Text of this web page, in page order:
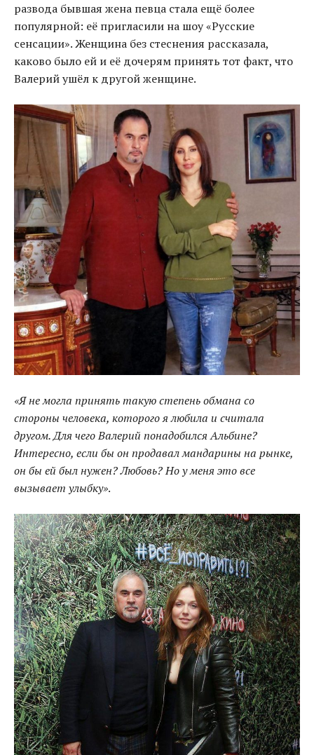
развода бывшая жена певца стала ещё более
популярной: её пригласили на шоу «Русские
сенсации». Женщина без стеснения рассказала,
каково было ей и её дочерям принять тот факт, что
Валерий ушёл к другой женщине.
«Я не могла принять такую степень обмана со
стороны человека, которого я любила и считала
другом. Для чего Валерий понадобился Альбине?
Интересно, если бы он продавал мандарины на рынке,
он бы ей был нужен? Любовь? Но у меня это все
вызывает улыбку».